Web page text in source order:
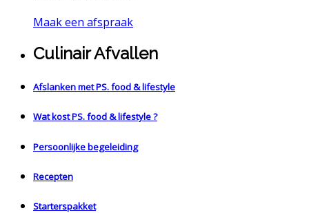
Maak een afspraak
Culinair Afvallen
Afslanken met PS. food & lifestyle
Wat kost PS. food & lifestyle ?
Persoonlijke begeleiding
Recepten
Starterspakket